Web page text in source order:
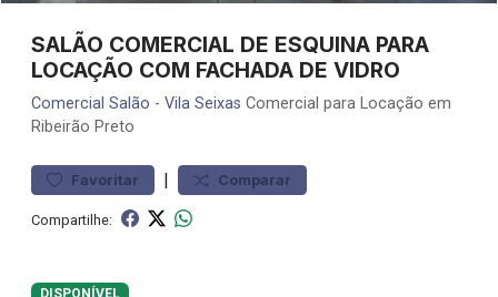
SALÃO COMERCIAL DE ESQUINA PARA
LOCAÇÃO COM FACHADA DE VIDRO
Comercial Salão - Vila Seixas Comercial para Locação em
Ribeirão Preto
Favoritar | Comparar
Compartilhe:
DISPONÍVEL